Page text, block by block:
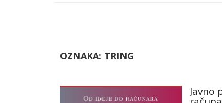
OZNAKA: TRING
Javno